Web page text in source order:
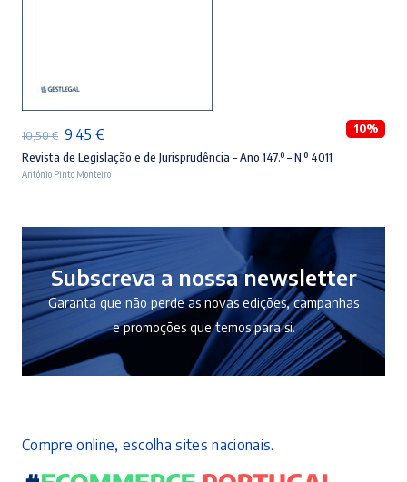
10,50€ O
preço
original
10,50 €.
9,45 €O
preço
atual
9,45 €.
10%
Revista de Legislação e de Jurisprudência – Ano 147.º – N.º 4011
António Pinto Monteiro
Subscreva a nossa newsletter
Garanta que não perde as novas edições, campanhas
e promoções que temos para si.
Compre online, escolha sites nacionais.